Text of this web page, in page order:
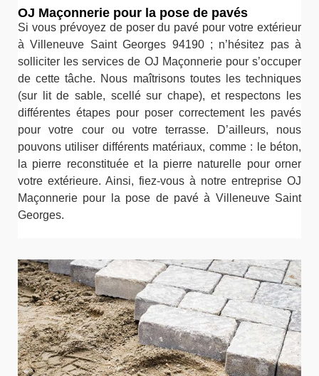
OJ Maçonnerie pour la pose de pavés
Si vous prévoyez de poser du pavé pour votre extérieur
à Villeneuve Saint Georges 94190 ; n’hésitez pas à
solliciter les services de OJ Maçonnerie pour s’occuper
de cette tâche. Nous maîtrisons toutes les techniques
(sur lit de sable, scellé sur chape), et respectons les
différentes étapes pour poser correctement les pavés
pour votre cour ou votre terrasse. D’ailleurs, nous
pouvons utiliser différents matériaux, comme : le béton,
la pierre reconstituée et la pierre naturelle pour orner
votre extérieure. Ainsi, fiez-vous à notre entreprise OJ
Maçonnerie pour la pose de pavé à Villeneuve Saint
Georges.